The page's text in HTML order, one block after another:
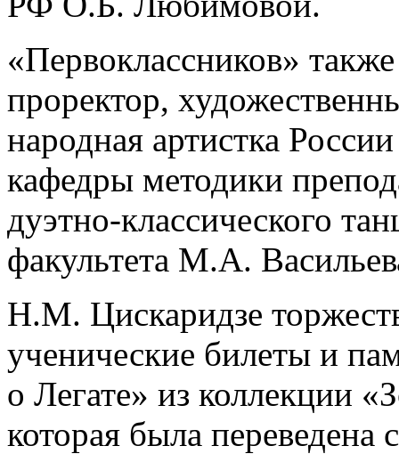
«Первоклассников»
проректор,
народная артистка
кафедры методики
дуэтно-классического
факультета М.А.
Н.М. Цискаридзе
ученические билеты и
о Легате» из коллекции
которая была переведена